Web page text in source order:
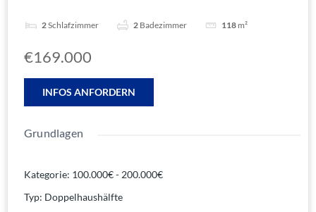
2Schlafzimmer 2 Badezimmer 118 m²
€169.000
INFOS ANFORDERN
Grundlagen
Kategorie: 100.000€ - 200.000€
Typ: Doppelhaushälfte